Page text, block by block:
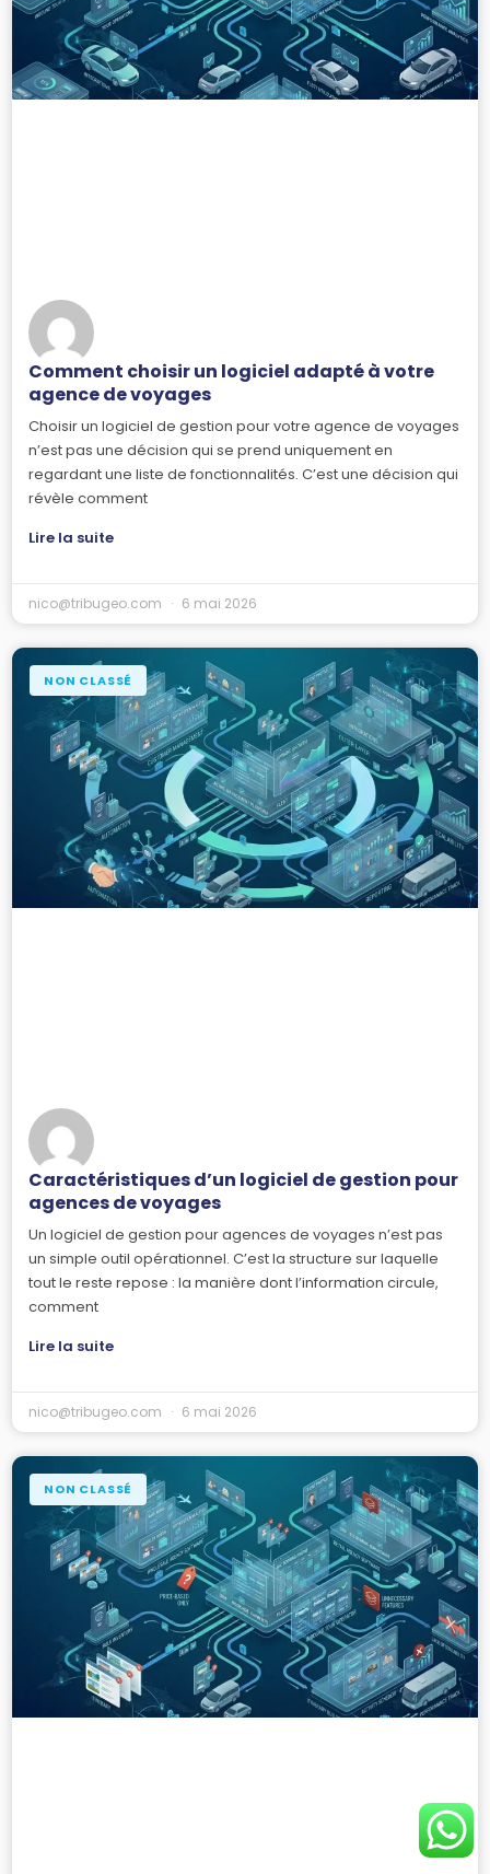
Comment choisir un logiciel adapté à votre
agence de voyages
Choisir un logiciel de gestion pour votre agence de voyages
n’est pas une décision qui se prend uniquement en
regardant une liste de fonctionnalités. C’est une décision qui
révèle comment
Lire la suite
nico@tribugeo.com 6 mai 2026
NON CLASSÉ
Caractéristiques d’un logiciel de gestion pour
agences de voyages
Un logiciel de gestion pour agences de voyages n’est pas
un simple outil opérationnel. C’est la structure sur laquelle
tout le reste repose : la manière dont l’information circule,
comment
Lire la suite
nico@tribugeo.com 6 mai 2026
NON CLASSÉ